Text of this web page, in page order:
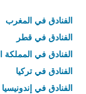
الفنادق في المغرب
الفنادق في قطر
الفنادق في المملكة
الفنادق في تركيا
الفنادق في إندونيسيا